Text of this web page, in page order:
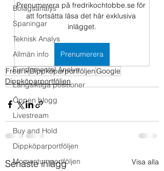
Bolagsanalys
Spaningar
Teknisk Analys
Allmän info
Fundamental Analys
Långsiktiga positioner
Öppen blogg
Livestream
Buy and Hold
Dippköparportföljen
Momentumportföljen
Prenumerera på fredrikochtobbe.se för
att fortsätta läsa det här exklusiva
inlägget.
Prenumerera
FredrikDippköparportföljenGoogle
Dippköparportföljen
Senaste inlägg Visa alla